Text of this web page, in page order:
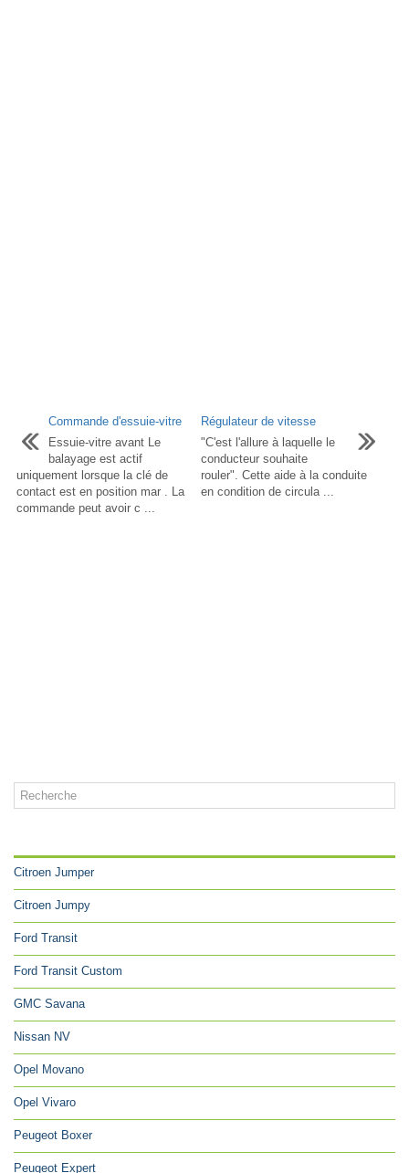
Commande d'essuie-vitre
Essuie-vitre avant Le
balayage est actif
uniquement lorsque la clé de
contact est en position mar . La
commande peut avoir c ...
Régulateur de vitesse
"C'est l'allure à laquelle le
conducteur souhaite
rouler". Cette aide à la conduite
en condition de circula ...
Citroen Jumper
Citroen Jumpy
Ford Transit
Ford Transit Custom
GMC Savana
Nissan NV
Opel Movano
Opel Vivaro
Peugeot Boxer
Peugeot Expert